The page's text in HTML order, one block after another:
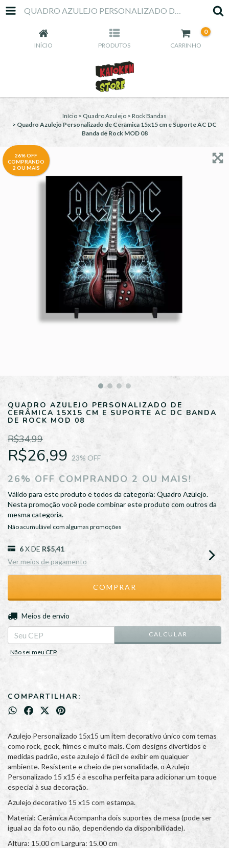
QUADRO AZULEJO PERSONALIZADO DE CERÂMICA 15X15 CM E SUPORTE AC DC BANDA DE ROCK MOD 08
INÍCIO PRODUTOS CARRINHO
0
Início > Quadro Azulejo > Rock Bandas
> Quadro Azulejo Personalizado de Cerâmica 15x15 cm e Suporte AC DC
Banda de Rock MOD 08
26% OFF
COMPRANDO
2 OU MAIS
QUADRO AZULEJO PERSONALIZADO DE
CERÂMICA 15X15 CM E SUPORTE AC DC BANDA
DE ROCK MOD 08
R$34,99
R$26,99 23% OFF
26% OFF COMPRANDO 2 OU MAIS!
Válido para este produto e todos da categoria: Quadro Azulejo.
Nesta promoção você pode combinar este produto com outros da
mesma categoria.
Não acumulável com algumas promoções
6X DE R$5,41
Ver meios de pagamento
Entregas para o CEP: ALTERAR CEP
Meios de envio
CALCULAR
Não sei meu CEP
COMPARTILHAR:
Azulejo Personalizado 15x15 um item decorativo único com temas
como rock, geek, filmes e muito mais. Com designs divertidos e
medidas padrão, este azulejo é fácil de exibir em qualquer
ambiente. Resistente e cheio de personalidade, o Azulejo
Personalizado 15 x15 é a escolha perfeita para adicionar um toque
especial à sua decoração.
Azulejo decorativo 15 x15 com estampa.
Material: Cerâmica Acompanha dois suportes de mesa (pode ser
igual ao da foto ou não, dependendo da disponibilidade).
Altura: 15.00 cm Largura: 15.00 cm